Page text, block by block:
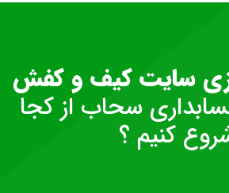
سایت کیف و کفش
سحاب از کجا
کنیم ؟